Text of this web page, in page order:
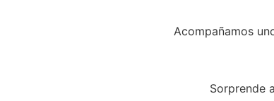
Acompañamos
Sorprende